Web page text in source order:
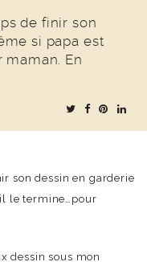
de finir son
si papa est
En
son dessin en garderie
le termine…pour
dessin sous mon